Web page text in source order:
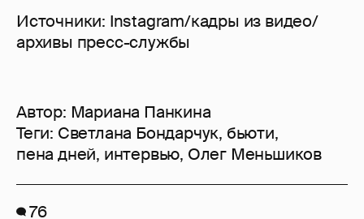
Источники: Instagram/кадры из видео/
архивы пресс-службы
Автор: Мариана Панкина
Теги: Светлана Бондарчук, бьюти,
пена дней, интервью, Олег Меньшиков
76